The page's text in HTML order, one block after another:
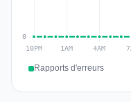
Rapports d'erreurs